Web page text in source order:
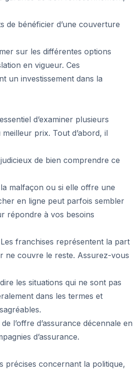
de bénéficier d’une couverture
sur les différentes options
en vigueur. Ces
un investissement dans la
d’examiner plusieurs
prix. Tout d’abord, il
de bien comprendre ce
malfaçon ou si elle offre une
en ligne peut parfois sembler
répondre à vos besoins
franchises représentent la part
ne couvre le reste. Assurez-vous
les situations qui ne sont pas
dans les termes et
l’offre d’assurance décennale en
d’assurance.
précises concernant la politique,